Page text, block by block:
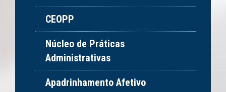
CEOPP
Núcleo de Práticas
Administrativas
Apadrinhamento Afetivo